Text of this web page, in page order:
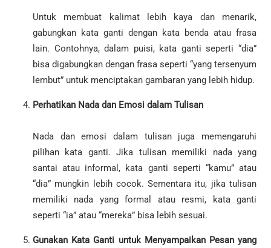
Untuk membuat kalimat lebih kaya dan menarik,
gabungkan kata ganti dengan kata benda atau frasa
lain. Contohnya, dalam puisi, kata ganti seperti “dia”
bisa digabungkan dengan frasa seperti “yang tersenyum
lembut” untuk menciptakan gambaran yang lebih hidup.
Perhatikan Nada dan Emosi dalam Tulisan
Nada dan emosi dalam tulisan juga memengaruhi
pilihan kata ganti. Jika tulisan memiliki nada yang
santai atau informal, kata ganti seperti “kamu” atau
“dia” mungkin lebih cocok. Sementara itu, jika tulisan
memiliki nada yang formal atau resmi, kata ganti
seperti “ia” atau “mereka” bisa lebih sesuai.
Gunakan Kata Ganti untuk Menyampaikan Pesan yang